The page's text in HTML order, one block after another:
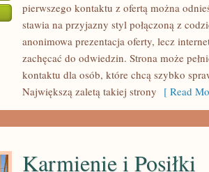
pierwszego kontaktu z ofertą można
stawia na przyjazny styl połączoną z
anonimowa prezentacja oferty, lecz
zachęcać do odwiedzin. Strona może
kontaktu dla osób, które chcą szybko
Największą zaletą takiej strony [ Read
Karmienie i Posiłki